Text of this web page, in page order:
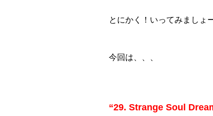
とにかく！いってみましょ
今回は、、、
“29. Strange Soul